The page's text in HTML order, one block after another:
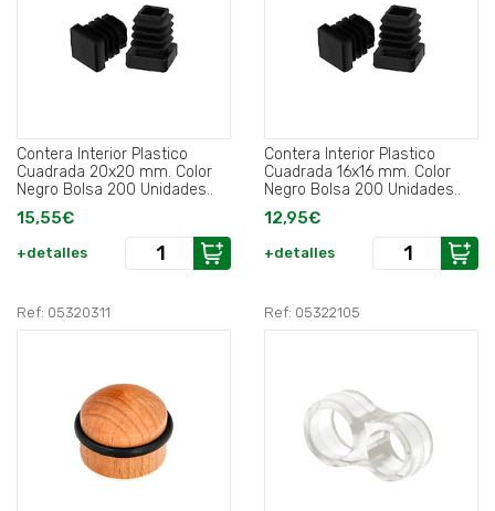
Contera Interior Plastico
Cuadrada 20x20 mm. Color
Negro Bolsa 200 Unidades..
15,55€
+detalles
Contera Interior Plastico
Cuadrada 16x16 mm. Color
Negro Bolsa 200 Unidades..
12,95€
+detalles
Ref: 05320311 Ref: 05322105